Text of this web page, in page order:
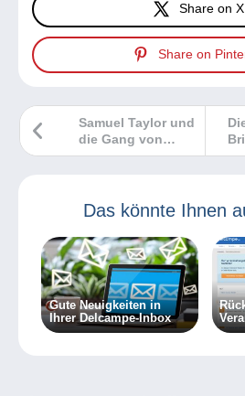
Share on X
Share on
Samuel Taylor und
die Gang von
Boston
Das könnte Ihnen
Gute Neuigkeiten in
Ihrer Delcampe-Inbox
auf